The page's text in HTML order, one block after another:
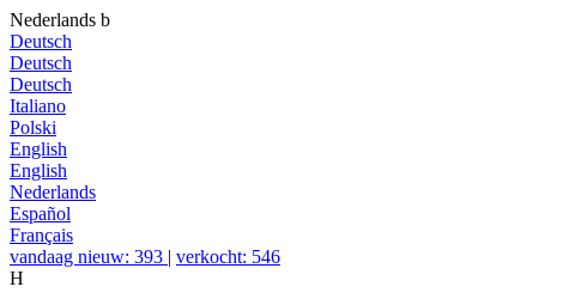
Nederlands b
Deutsch
Deutsch
Deutsch
Italiano
Polski
English
English
Nederlands
Español
Français
vandaag nieuw: 393 | verkocht: 546
H